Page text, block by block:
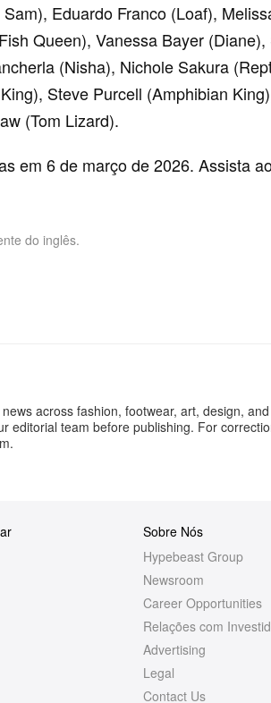
Eduardo Franco (Loaf),
Queen), Vanessa Bayer (Diane),
(Nisha), Nichole Sakura
Steve Purcell (Amphibian
(Tom Lizard).
em 6 de março de 2026. Assista
do inglês.
across fashion, footwear, art, design,
editorial team before publishing. For
Sobre Nós
Hypebeast Group
Newsroom
Career Opportunities
Relações com
Advertising
Legal
Contact Us